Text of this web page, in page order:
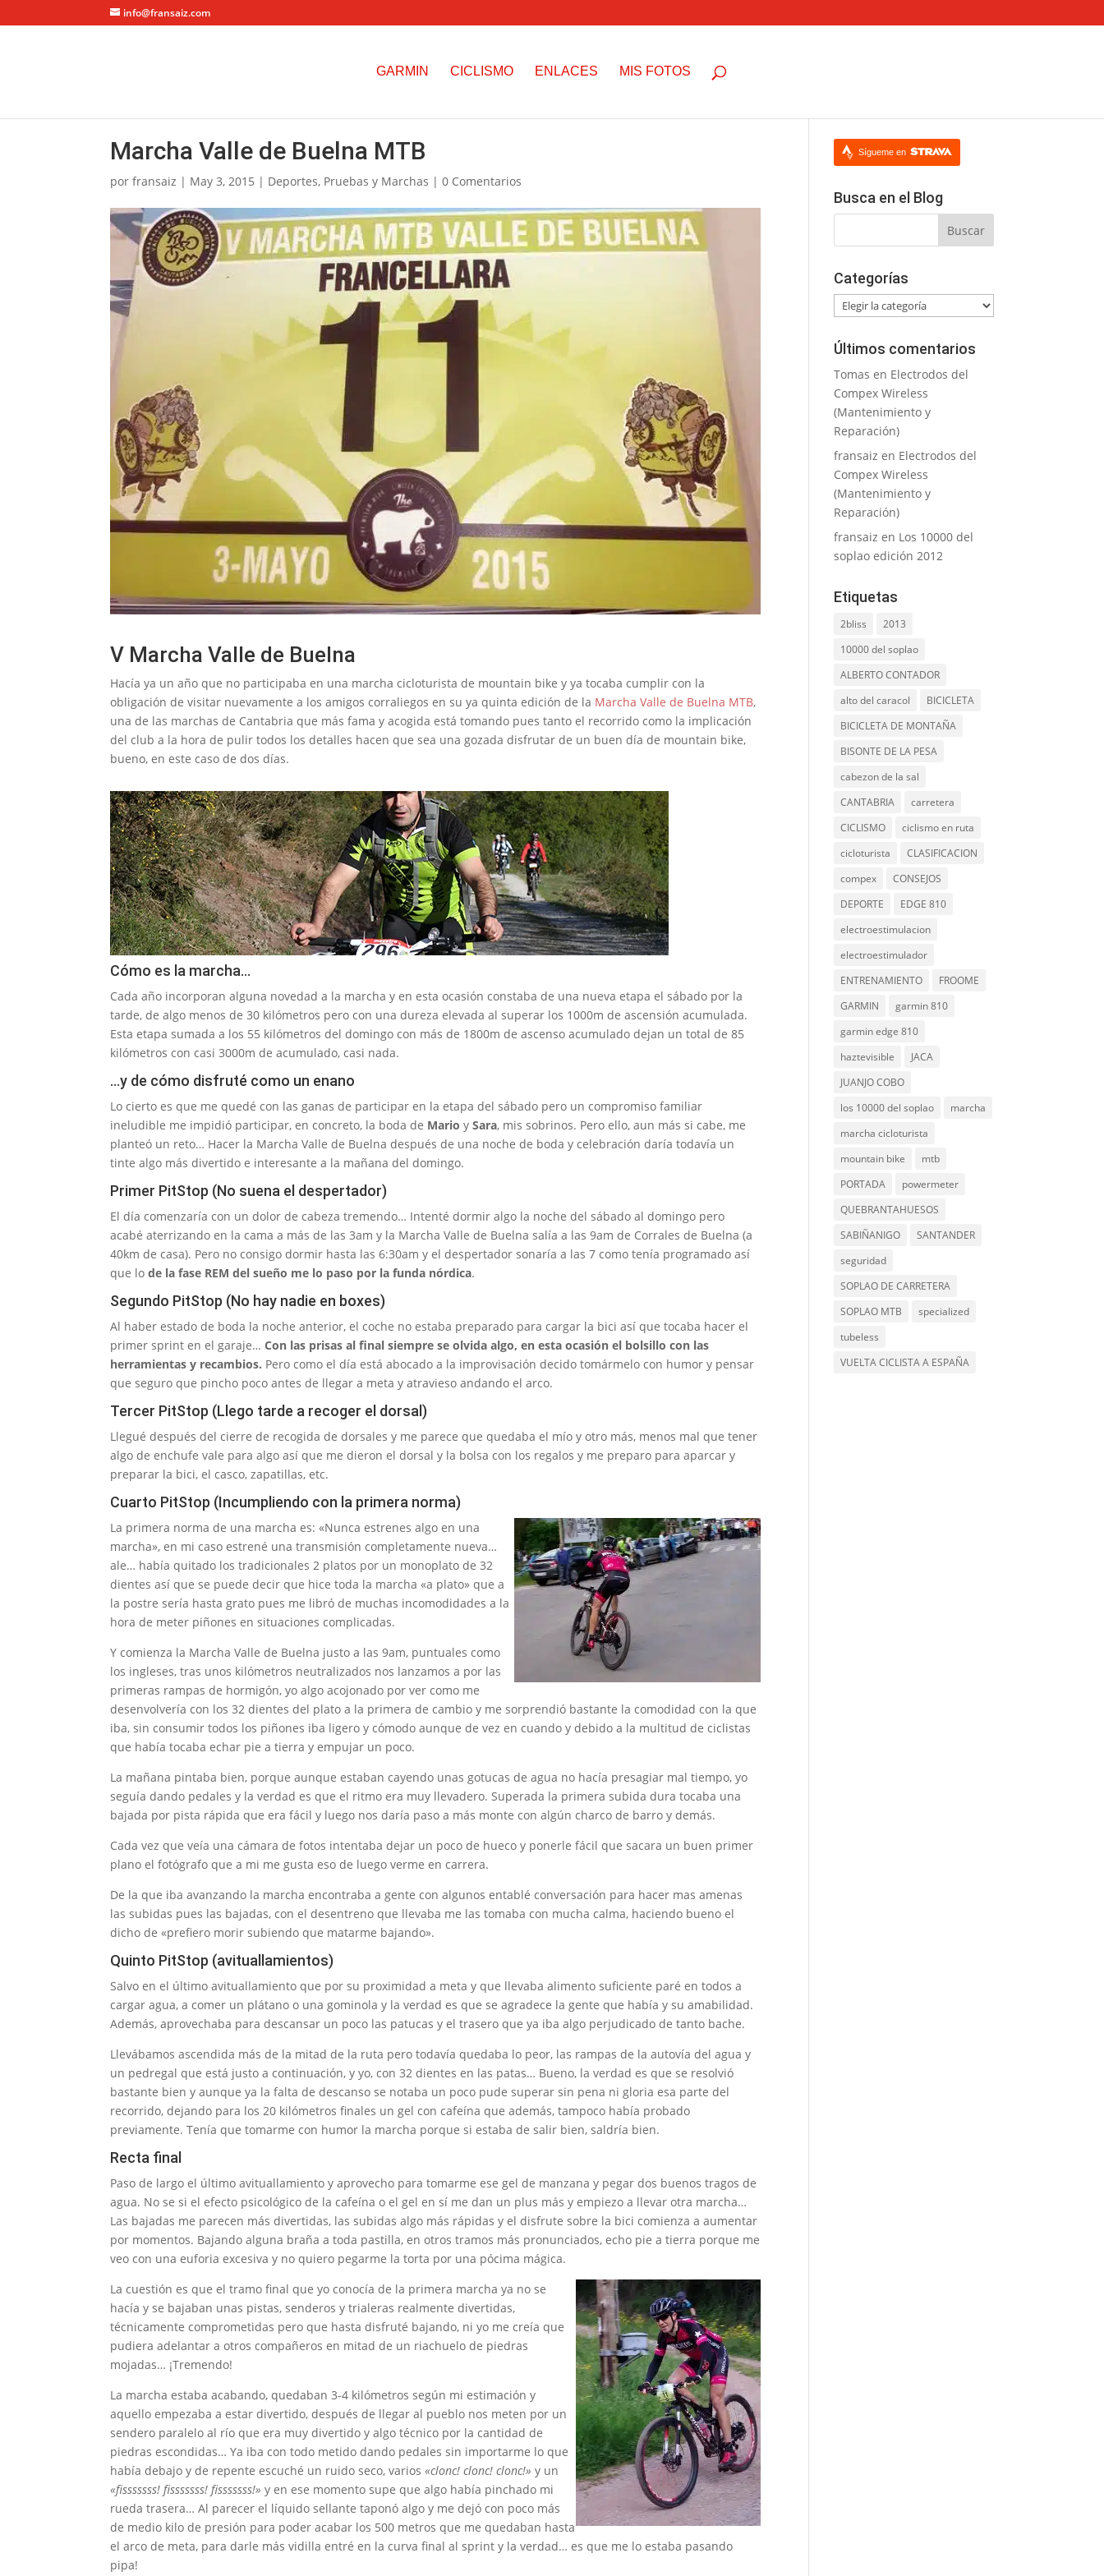
info@fransaiz.com
GARMIN CICLISMO ENLACES MIS FOTOS
Marcha Valle de Buelna MTB
porfransaiz | May 3, 2015 | Deportes, Pruebas y Marchas |0 Comentarios
V Marcha Valle de Buelna
Hacía ya un año que no participaba en una marcha cicloturista de mountain bike y ya tocaba cumplir con la
obligación de visitar nuevamente a los amigos corraliegos en su ya quinta edición de la Marcha Valle de Buelna MTB,
una de las marchas de Cantabria que más fama y acogida está tomando pues tanto el recorrido como la implicación
del club a la hora de pulir todos los detalles hacen que sea una gozada disfrutar de un buen día de mountain bike,
bueno, en este caso de dos días.
Cómo es la marcha…
Cada año incorporan alguna novedad a la marcha y en esta ocasión constaba de una nueva etapa el sábado por la
tarde, de algo menos de 30 kilómetros pero con una dureza elevada al superar los 1000m de ascensión acumulada.
Esta etapa sumada a los 55 kilómetros del domingo con más de 1800m de ascenso acumulado dejan un total de 85
kilómetros con casi 3000m de acumulado, casi nada.
…y de cómo disfruté como un enano
Lo cierto es que me quedé con las ganas de participar en la etapa del sábado pero un compromiso familiar
ineludible me impidió participar, en concreto, la boda de Mario ySara, mis sobrinos. Pero ello, aun más si cabe, me
planteó un reto… Hacer la Marcha Valle de Buelna después de una noche de boda y celebración daría todavía un
tinte algo más divertido e interesante a la mañana del domingo.
Primer PitStop (No suena el despertador)
El día comenzaría con un dolor de cabeza tremendo… Intenté dormir algo la noche del sábado al domingo pero
acabé aterrizando en la cama a más de las 3am y la Marcha Valle de Buelna salía a las 9am de Corrales de Buelna (a
40km de casa). Pero no consigo dormir hasta las 6:30am y el despertador sonaría a las 7 como tenía programado así
que lode la fase REM del sueño me lo paso por la funda nórdica.
Segundo PitStop (No hay nadie en boxes)
Al haber estado de boda la noche anterior, el coche no estaba preparado para cargar la bici así que tocaba hacer el
primer sprint en el garaje…Con las prisas al final siempre se olvida algo, en esta ocasión el bolsillo con las
herramientas y recambios. Pero como el día está abocado a la improvisación decido tomármelo con humor y pensar
que seguro que pincho poco antes de llegar a meta y atravieso andando el arco.
Tercer PitStop (Llego tarde a recoger el dorsal)
Llegué después del cierre de recogida de dorsales y me parece que quedaba el mío y otro más, menos mal que tener
algo de enchufe vale para algo así que me dieron el dorsal y la bolsa con los regalos y me preparo para aparcar y
preparar la bici, el casco, zapatillas, etc.
Cuarto PitStop (Incumpliendo con la primera norma)
La primera norma de una marcha es: «Nunca estrenes algo en una
marcha», en mi caso estrené una transmisión completamente nueva…
ale… había quitado los tradicionales 2 platos por un monoplato de 32
dientes así que se puede decir que hice toda la marcha «a plato» que a
la postre sería hasta grato pues me libró de muchas incomodidades a la
hora de meter piñones en situaciones complicadas.
Y comienza la Marcha Valle de Buelna justo a las 9am, puntuales como
los ingleses, tras unos kilómetros neutralizados nos lanzamos a por las
primeras rampas de hormigón, yo algo acojonado por ver como me
desenvolvería con los 32 dientes del plato a la primera de cambio y me sorprendió bastante la comodidad con la que
iba, sin consumir todos los piñones iba ligero y cómodo aunque de vez en cuando y debido a la multitud de ciclistas
que había tocaba echar pie a tierra y empujar un poco.
La mañana pintaba bien, porque aunque estaban cayendo unas gotucas de agua no hacía presagiar mal tiempo, yo
seguía dando pedales y la verdad es que el ritmo era muy llevadero. Superada la primera subida dura tocaba una
bajada por pista rápida que era fácil y luego nos daría paso a más monte con algún charco de barro y demás.
Cada vez que veía una cámara de fotos intentaba dejar un poco de hueco y ponerle fácil que sacara un buen primer
plano el fotógrafo que a mi me gusta eso de luego verme en carrera.
De la que iba avanzando la marcha encontraba a gente con algunos entablé conversación para hacer mas amenas
las subidas pues las bajadas, con el desentreno que llevaba me las tomaba con mucha calma, haciendo bueno el
dicho de «prefiero morir subiendo que matarme bajando».
Quinto PitStop (avituallamientos)
Salvo en el último avituallamiento que por su proximidad a meta y que llevaba alimento suficiente paré en todos a
cargar agua, a comer un plátano o una gominola y la verdad es que se agradece la gente que había y su amabilidad.
Además, aprovechaba para descansar un poco las patucas y el trasero que ya iba algo perjudicado de tanto bache.
Llevábamos ascendida más de la mitad de la ruta pero todavía quedaba lo peor, las rampas de la autovía del agua y
un pedregal que está justo a continuación, y yo, con 32 dientes en las patas… Bueno, la verdad es que se resolvió
bastante bien y aunque ya la falta de descanso se notaba un poco pude superar sin pena ni gloria esa parte del
recorrido, dejando para los 20 kilómetros finales un gel con cafeína que además, tampoco había probado
previamente. Tenía que tomarme con humor la marcha porque si estaba de salir bien, saldría bien.
Recta final
Paso de largo el último avituallamiento y aprovecho para tomarme ese gel de manzana y pegar dos buenos tragos de
agua. No se si el efecto psicológico de la cafeína o el gel en sí me dan un plus más y empiezo a llevar otra marcha…
Las bajadas me parecen más divertidas, las subidas algo más rápidas y el disfrute sobre la bici comienza a aumentar
por momentos. Bajando alguna braña a toda pastilla, en otros tramos más pronunciados, echo pie a tierra porque me
veo con una euforia excesiva y no quiero pegarme la torta por una pócima mágica.
La cuestión es que el tramo final que yo conocía de la primera marcha ya no se
hacía y se bajaban unas pistas, senderos y trialeras realmente divertidas,
técnicamente comprometidas pero que hasta disfruté bajando, ni yo me creía que
pudiera adelantar a otros compañeros en mitad de un riachuelo de piedras
mojadas… ¡Tremendo!
La marcha estaba acabando, quedaban 3-4 kilómetros según mi estimación y
aquello empezaba a estar divertido, después de llegar al pueblo nos meten por un
sendero paralelo al río que era muy divertido y algo técnico por la cantidad de
piedras escondidas… Ya iba con todo metido dando pedales sin importarme lo que
había debajo y de repente escuché un ruido seco, varios«clonc! clonc! clonc!» y un
«fisssssss! fisssssss! fisssssss!» y en ese momento supe que algo había pinchado mi
rueda trasera… Al parecer el líquido sellante taponó algo y me dejó con poco más
de medio kilo de presión para poder acabar los 500 metros que me quedaban hasta
el arco de meta, para darle más vidilla entré en la curva final al sprint y la verdad… es que me lo estaba pasando
pipa!
Sígueme en
Busca en el Blog
Categorías
Categorías
Últimos comentarios
Tomas en Electrodos del
Compex Wireless
(Mantenimiento y
Reparación)
fransaiz en Electrodos del
Compex Wireless
(Mantenimiento y
Reparación)
fransaiz en Los 10000 del
soplao edición 2012
Etiquetas
2bliss
2013
10000 del soplao
ALBERTO CONTADOR
alto del caracol
BICICLETA
BICICLETA DE MONTAÑA
BISONTE DE LA PESA
cabezon de la sal
CANTABRIA
carretera
CICLISMO
ciclismo en ruta
cicloturista
CLASIFICACION
compex
CONSEJOS
DEPORTE
EDGE 810
electroestimulacion
electroestimulador
ENTRENAMIENTO
FROOME
GARMIN
garmin 810
garmin edge 810
haztevisible
JACA
JUANJO COBO
los 10000 del soplao
marcha
marcha cicloturista
mountain bike
mtb
PORTADA
powermeter
QUEBRANTAHUESOS
SABIÑANIGO
SANTANDER
seguridad
SOPLAO DE CARRETERA
SOPLAO MTB
specialized
tubeless
VUELTA CICLISTA A ESPAÑA